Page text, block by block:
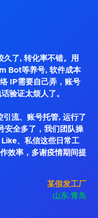
了, 转化率不错。用
Bot等养号, 软件成本
IP需要自己弄，账号
验证太烦人了。
流、账号托管, 运行了
安全多了，我们团队操
、私信这些日常工
效率，多谢疫情期间提
某假发工厂
山东.青岛